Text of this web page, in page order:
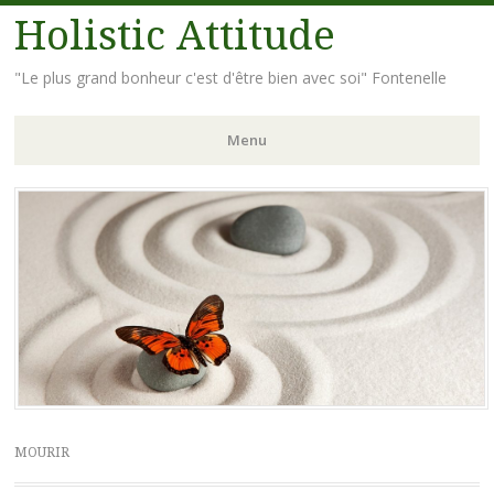
Holistic Attitude
"Le plus grand bonheur c'est d'être bien avec soi" Fontenelle
Menu
Aller
principal
MOURIR